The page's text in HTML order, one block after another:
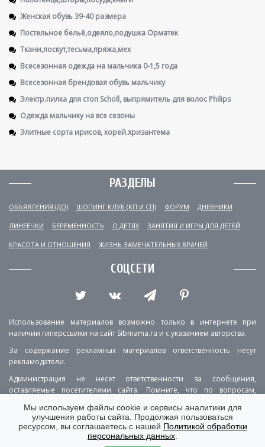
Женская обувь 39-40 размера
Постельное бельё,одеяло,подушка Орматек
Ткани,лоскут,тесьма,пряжа,мех
Всесезонная одежда на мальчика 0-1,5 года
Всесезонная брендовая обувь мальчику
Электр.пилка для стоп Scholl, выпрямитель для волос Philips
Одежда мальчику на все сезоны
Элитные сорта ирисов, корей.хризантема
РАЗДЕЛЫ
ОБЪЯВЛЕНИЯ (ДО) ШОПИНГ КЛУБ (КП И СП) ФОРУМ ДНЕВНИКИ
ЛИНЕЕЧКИ БЕРЕМЕННОСТЬ О ДЕТЯХ ЗАНЯТИЯ И ИГРЫ ДЛЯ ДЕТЕЙ
КРАСОТА И ОТНОШЕНИЯ ЖИЗНЬ ЗАМЕЧАТЕЛЬНЫХ ВРАЧЕЙ
СОЦСЕТИ
Использование материалов возможно только в интернете при
наличии гиперссылки на сайт Sibmama.ru и с указанием авторства.
За содержание рекламных материалов ответственность несут
рекламодатели.
Администрация не несет ответственности за сообщения,
оставляемые посетителями сайта. Помните, что по вопросам,
РЕКЛАМА О ПРОЕКТЕ
КОНТАКТЫ
ПОЛИТИКА КОНФИДЕНЦИАЛЬНОСТИ
Мы используем файлы cookie и сервисы аналитики для
улучшения работы сайта. Продолжая пользоваться
ресурсом, вы соглашаетесь с нашей Политикой обработки
персональных данных